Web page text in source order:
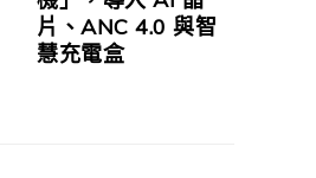
片、ANC 4.0 與智
慧充電盒